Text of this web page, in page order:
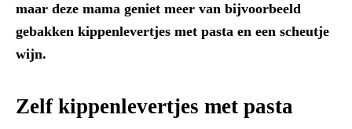
maar deze mama geniet meer van bijvoorbeeld
gebakken kippenlevertjes met pasta en een scheutje
wijn.
Zelf kippenlevertjes met pasta